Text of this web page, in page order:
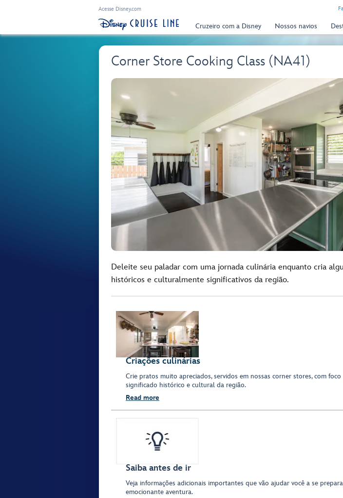
Acesse Disney.com
Cruzeiro com a Disney Nossos navios
Corner Store Cooking Class (NA41)
Deleite seu paladar com uma jornada culinária enquanto cria
históricos e culturalmente significativos da região.
Criações culinárias
Crie pratos muito apreciados, servidos em nossas corner stores, com foco
significado histórico e cultural da região.
Read more
Saiba antes de ir
Veja informações adicionais importantes que vão ajudar você a se
emocionante aventura.